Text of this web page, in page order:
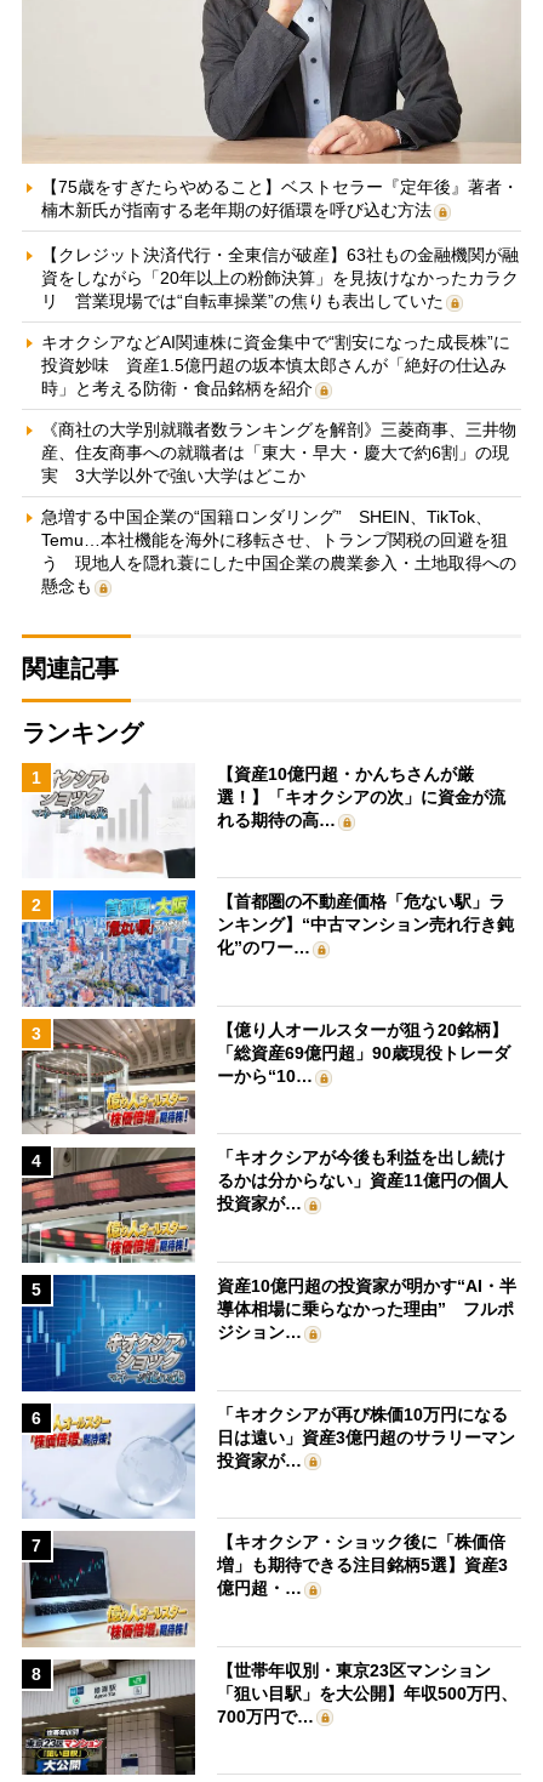
【75歳をすぎたらやめること】ベストセラー『定年後』著者・
楠木新氏が指南する老年期の好循環を呼び込む方法
【クレジット決済代行・全東信が破産】63社もの金融機関が融
資をしながら「20年以上の粉飾決算」を見抜けなかったカラク
リ 営業現場では“自転車操業”の焦りも表出していた
キオクシアなどAI関連株に資金集中で“割安になった成長株”に
投資妙味 資産1.5億円超の坂本慎太郎さんが「絶好の仕込み
時」と考える防衛・食品銘柄を紹介
《商社の大学別就職者数ランキングを解剖》三菱商事、三井物
産、住友商事への就職者は「東大・早大・慶大で約6割」の現
実 3大学以外で強い大学はどこか
急増する中国企業の“国籍ロンダリング” SHEIN、TikTok、
Temu…本社機能を海外に移転させ、トランプ関税の回避を狙
う 現地人を隠れ蓑にした中国企業の農業参入・土地取得への
懸念も
関連記事
ランキング
1
【資産10億円超・かんちさんが厳
選！】「キオクシアの次」に資金が流
れる期待の高…
2
【首都圏の不動産価格「危ない駅」ラ
ンキング】“中古マンション売れ行き鈍
化”のワー…
3
【億り人オールスターが狙う20銘柄】
「総資産69億円超」90歳現役トレーダ
ーから“10…
4
「キオクシアが今後も利益を出し続け
るかは分からない」資産11億円の個人
投資家が…
5
資産10億円超の投資家が明かす“AI・半
導体相場に乗らなかった理由” フルポ
ジション…
6
「キオクシアが再び株価10万円になる
日は遠い」資産3億円超のサラリーマン
投資家が…
7
【キオクシア・ショック後に「株価倍
増」も期待できる注目銘柄5選】資産3
億円超・…
8
【世帯年収別・東京23区マンション
「狙い目駅」を大公開】年収500万円、
700万円で…